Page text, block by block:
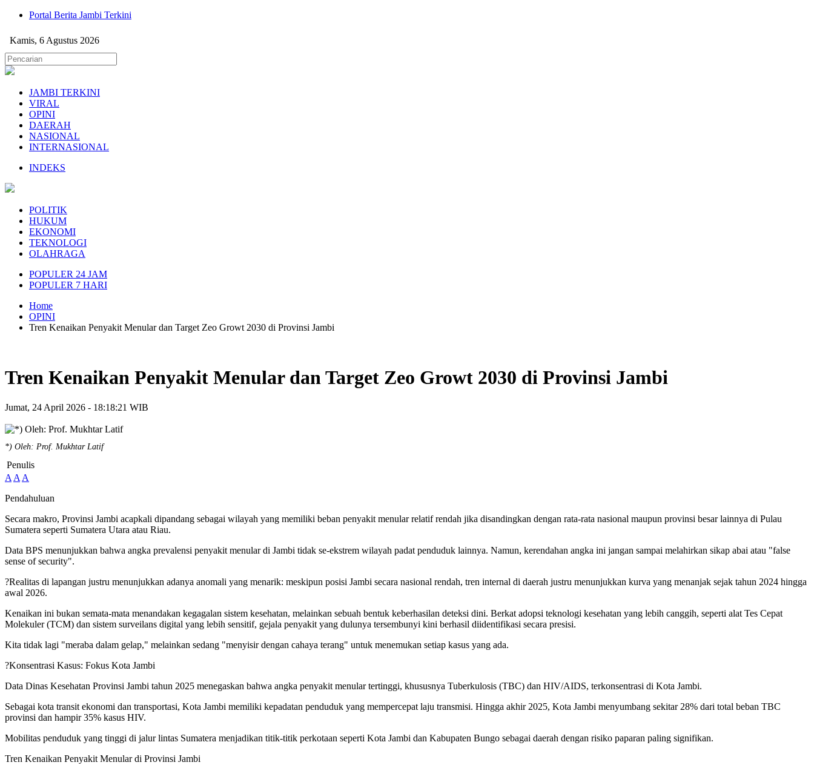
Portal Berita Jambi Terkini
Kamis, 6 Agustus 2026
JAMBI TERKINI
VIRAL
OPINI
DAERAH
NASIONAL
INTERNASIONAL
INDEKS
POLITIK
HUKUM
EKONOMI
TEKNOLOGI
OLAHRAGA
POPULER 24 JAM
POPULER 7 HARI
Home
OPINI
Tren Kenaikan Penyakit Menular dan Target Zeo Growt 2030 di Provinsi Jambi
Tren Kenaikan Penyakit Menular dan Target Zeo Growt 2030 di Provinsi Jambi
Jumat, 24 April 2026 - 18:18:21 WIB
*) Oleh: Prof. Mukhtar Latif
Penulis
A A A
Pendahuluan
Secara makro, Provinsi Jambi acapkali dipandang sebagai wilayah yang memiliki beban penyakit menular relatif rendah jika disandingkan dengan rata-rata nasional maupun provinsi besar lainnya di Pulau
Sumatera seperti Sumatera Utara atau Riau.
Data BPS menunjukkan bahwa angka prevalensi penyakit menular di Jambi tidak se-ekstrem wilayah padat penduduk lainnya. Namun, kerendahan angka ini jangan sampai melahirkan sikap abai atau "false
sense of security".
?Realitas di lapangan justru menunjukkan adanya anomali yang menarik: meskipun posisi Jambi secara nasional rendah, tren internal di daerah justru menunjukkan kurva yang menanjak sejak tahun 2024 hingga
awal 2026.
Kenaikan ini bukan semata-mata menandakan kegagalan sistem kesehatan, melainkan sebuah bentuk keberhasilan deteksi dini. Berkat adopsi teknologi kesehatan yang lebih canggih, seperti alat Tes Cepat
Molekuler (TCM) dan sistem surveilans digital yang lebih sensitif, gejala penyakit yang dulunya tersembunyi kini berhasil diidentifikasi secara presisi.
Kita tidak lagi "meraba dalam gelap," melainkan sedang "menyisir dengan cahaya terang" untuk menemukan setiap kasus yang ada.
?Konsentrasi Kasus: Fokus Kota Jambi
Data Dinas Kesehatan Provinsi Jambi tahun 2025 menegaskan bahwa angka penyakit menular tertinggi, khususnya Tuberkulosis (TBC) dan HIV/AIDS, terkonsentrasi di Kota Jambi.
Sebagai kota transit ekonomi dan transportasi, Kota Jambi memiliki kepadatan penduduk yang mempercepat laju transmisi. Hingga akhir 2025, Kota Jambi menyumbang sekitar 28% dari total beban TBC
provinsi dan hampir 35% kasus HIV.
Mobilitas penduduk yang tinggi di jalur lintas Sumatera menjadikan titik-titik perkotaan seperti Kota Jambi dan Kabupaten Bungo sebagai daerah dengan risiko paparan paling signifikan.
Tren Kenaikan Penyakit Menular di Provinsi Jambi